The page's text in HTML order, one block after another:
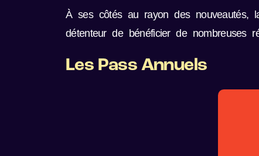
À ses côtés au rayon des nouveautés,
détenteur de bénéficier de nombreuses
Les Pass Annuels